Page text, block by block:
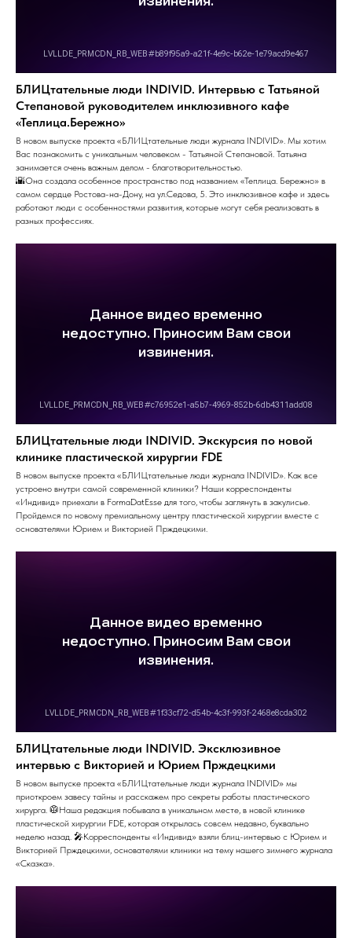
БЛИЦтательные люди INDIVID. Интервью с Татьяной
Степановой руководителем инклюзивного кафе
«Теплица.Бережно»
В новом выпуске проекта «БЛИЦтательные люди журнала INDIVID». Мы хотим
Вас познакомить с уникальным человеком - Татьяной Степановой. Татьяна
занимается очень важным делом - благотворительностью.
🌇Она создала особенное пространство под названием «Теплица. Бережно» в
самом сердце Ростова-на-Дону, на ул.Седова, 5. Это инклюзивное кафе и здесь
работают люди с особенностями развития, которые могут себя реализовать в
разных профессиях.
БЛИЦтательные люди INDIVID. Экскурсия по новой
клинике пластической хирургии FDE
В новом выпуске проекта «БЛИЦтательные люди журнала INDIVID». Как все
устроено внутри самой современной клиники? Наши корреспонденты
«Индивид» приехали в FormaDatEsse для того, чтобы заглянуть в закулисье.
Пройдемся по новому премиальному центру пластической хирургии вместе с
основателями Юрием и Викторией Прждецкими.
БЛИЦтательные люди INDIVID. Эксклюзивное
интервью с Викторией и Юрием Прждецкими
В новом выпуске проекта «БЛИЦтательные люди журнала INDIVID» мы
приоткроем завесу тайны и расскажем про секреты работы пластического
хирурга. 🥼Наша редакция побывала в уникальном месте, в новой клинике
пластической хирургии FDE, которая открылась совсем недавно, буквально
неделю назад. 🎤Корреспонденты «Индивид» взяли блиц-интервью с Юрием и
Викторией Прждецкими, основателями клиники на тему нашего зимнего журнала
«Сказка».